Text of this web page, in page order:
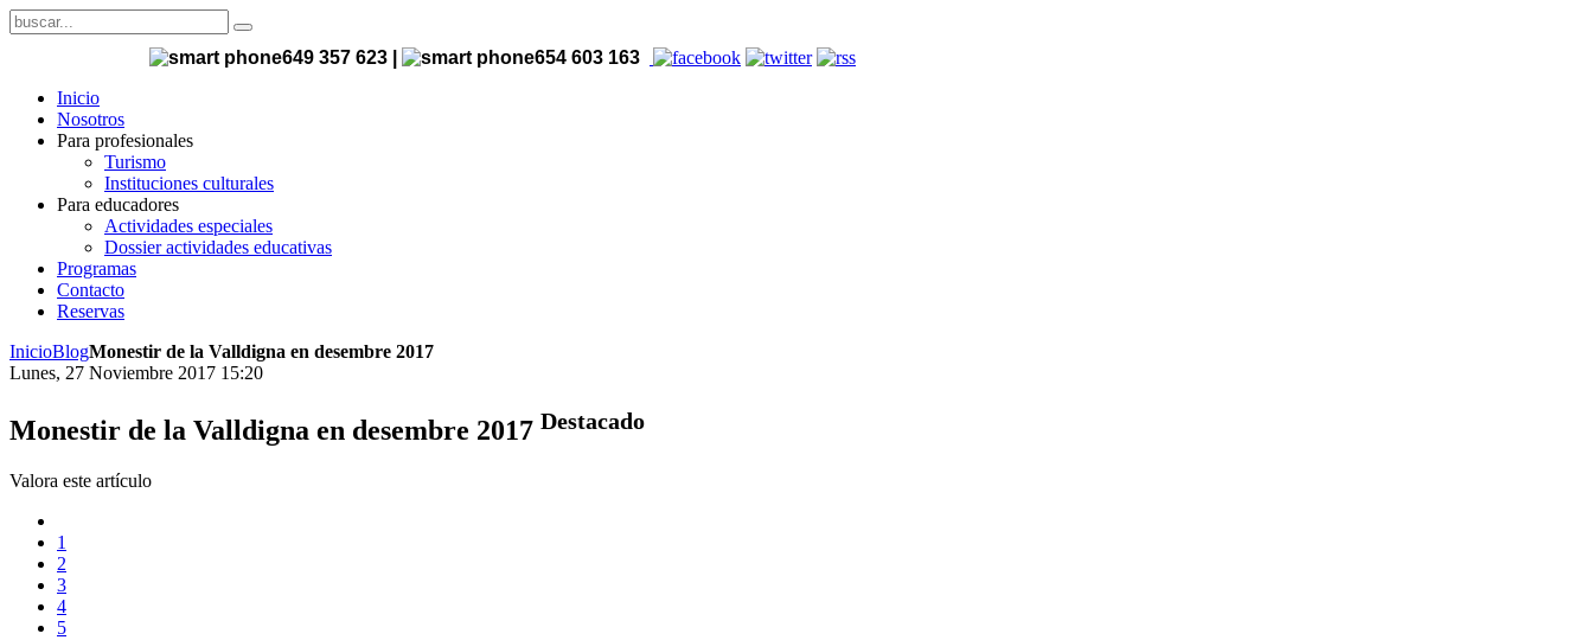
649 357 623 |
654 603 163
Inicio
Nosotros
Para profesionales
Turismo
Instituciones culturales
Para educadores
Actividades especiales
Dossier actividades educativas
Programas
Contacto
Reservas
InicioBlogMonestir de la Valldigna en desembre 2017
Lunes, 27 Noviembre 2017 15:20
Monestir de la Valldigna en desembre 2017 Destacado
Valora este artículo
1
2
3
4
5